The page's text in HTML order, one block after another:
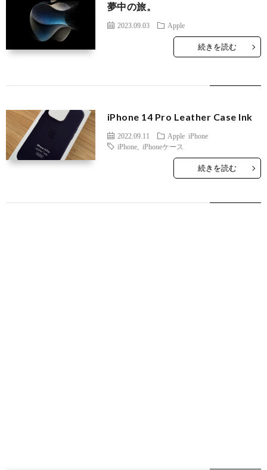
夢中の旅。
2023.09.03 Apple
続きを読む
iPhone 14 Pro Leather Case Ink
2022.09.11 Apple iPhone
iPhone, iPhoneケース
続きを読む